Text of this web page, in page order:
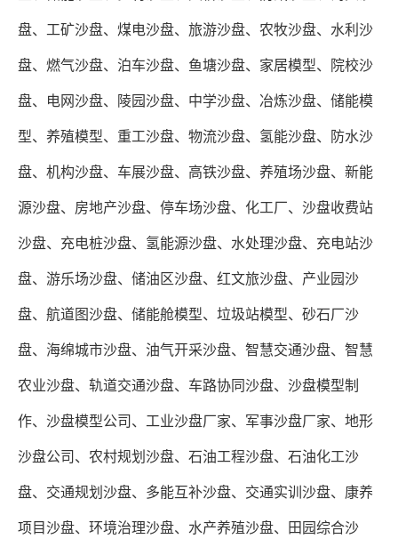
盘、工矿沙盘、煤电沙盘、旅游沙盘、农牧沙盘、水利沙
盘、燃气沙盘、泊车沙盘、鱼塘沙盘、家居模型、院校沙
盘、电网沙盘、陵园沙盘、中学沙盘、冶炼沙盘、储能模
型、养殖模型、重工沙盘、物流沙盘、氢能沙盘、防水沙
盘、机构沙盘、车展沙盘、高铁沙盘、养殖场沙盘、新能
源沙盘、房地产沙盘、停车场沙盘、化工厂、沙盘收费站
沙盘、充电桩沙盘、氢能源沙盘、水处理沙盘、充电站沙
盘、游乐场沙盘、储油区沙盘、红文旅沙盘、产业园沙
盘、航道图沙盘、储能舱模型、垃圾站模型、砂石厂沙
盘、海绵城市沙盘、油气开采沙盘、智慧交通沙盘、智慧
农业沙盘、轨道交通沙盘、车路协同沙盘、沙盘模型制
作、沙盘模型公司、工业沙盘厂家、军事沙盘厂家、地形
沙盘公司、农村规划沙盘、石油工程沙盘、石油化工沙
盘、交通规划沙盘、多能互补沙盘、交通实训沙盘、康养
项目沙盘、环境治理沙盘、水产养殖沙盘、田园综合沙